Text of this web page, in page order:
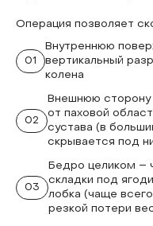
Операция позволяет
01
Внутреннюю
вертикальный
колена
02
Внешнюю сторону
от паховой
сустава (в
скрывается под
03
Бедро целиком –
складки под
лобка (чаще
резкой потери